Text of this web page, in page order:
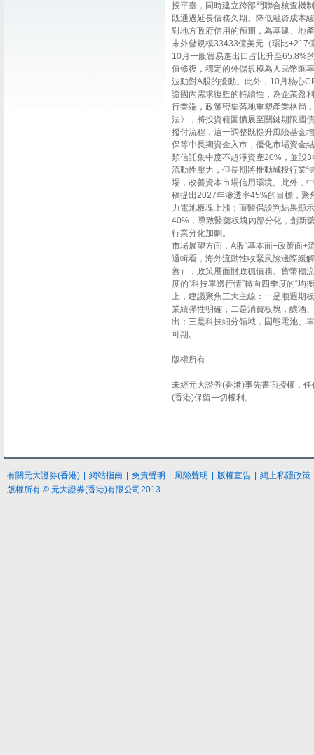
投平臺，同時建立跨部門聯合核查機
既通過延長債務久期、降低融資成本
對地方政府信用的預期，為基建、地
末外儲規模33433億美元（環比+217
10月一般貿易進出口占比升至65.8%
值修復，穩定的外儲規模為人民幣匯
波動對A股的擾動。此外，10月核心
證國內需求復甦的持續性，為企業盈
行業端，政策密集落地重塑產業格局
法》，將投資範圍擴展至關鍵期限國
撥付流程，這一調整既提升風險基金
保等中長期資金入市，優化市場資金
類信託集中度不超淨資產20%，並設
流動性壓力，但長期將推動城投行業
場，改善資本市場信用環境。此外，
稿提出2027年滲透率45%的目標，聚
力電池板塊上漲；而醫保談判結果顯
40%，導致醫藥板塊內部分化，創新
行業分化加劇。
市場展望方面，A股“基本面+政策面+
邏輯看，海外流動性收緊風險邊際緩
善），政策層面財政穩債務、貨幣穩
度的“科技單邊行情”轉向四季度的“
上，建議聚焦三大主線：一是順週期
業績彈性明確；二是消費板塊，釀酒
出；三是科技細分領域，固態電池、
可期。
版權所有
未經元大證券(香港)事先書面授權，
(香港)保留一切權利。
有關元大證券(香港) 網站指南 免責聲明 風險聲明 版權宣告
網上私隱政策
版權所有 © 元大證券(香港)有限公司2013